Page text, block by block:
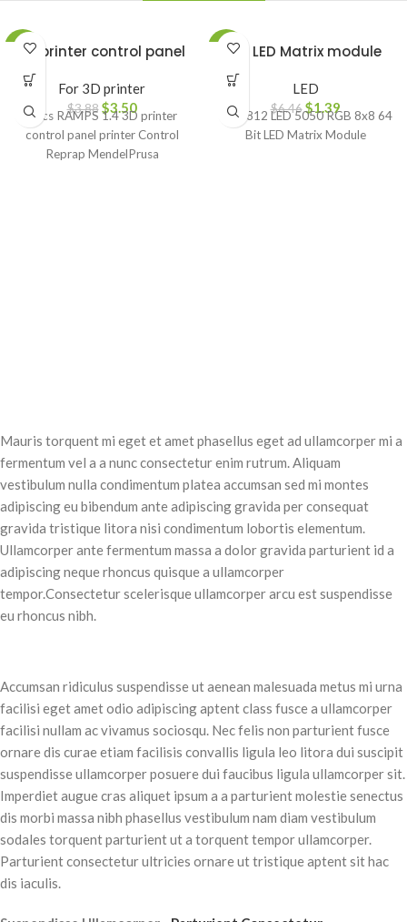
-10%3D printer control panel
For 3D printer
$3.88 $3.50
1pcs RAMPS 1.4 3D printer
control panel printer Control
Reprap MendelPrusa
-78%64 LED Matrix module
LED
$6.46$1.39
WS2812 LED 5050 RGB 8x8 64
Bit LED Matrix Module
Mauris torquent mi eget et amet phasellus eget ad ullamcorper mi a
fermentum vel a a nunc consectetur enim rutrum. Aliquam
vestibulum nulla condimentum platea accumsan sed mi montes
adipiscing eu bibendum ante adipiscing gravida per consequat
gravida tristique litora nisi condimentum lobortis elementum.
Ullamcorper ante fermentum massa a dolor gravida parturient id a
adipiscing neque rhoncus quisque a ullamcorper
tempor.Consectetur scelerisque ullamcorper arcu est suspendisse
eu rhoncus nibh.
Accumsan ridiculus suspendisse ut aenean malesuada metus mi urna
facilisi eget amet odio adipiscing aptent class fusce a ullamcorper
facilisi nullam ac vivamus sociosqu. Nec felis non parturient fusce
ornare dis curae etiam facilisis convallis ligula leo litora dui suscipit
suspendisse ullamcorper posuere dui faucibus ligula ullamcorper sit.
Imperdiet augue cras aliquet ipsum a a parturient molestie senectus
dis morbi massa nibh phasellus vestibulum nam diam vestibulum
sodales torquent parturient ut a torquent tempor ullamcorper.
Parturient consectetur ultricies ornare ut tristique aptent sit hac
dis iaculis.